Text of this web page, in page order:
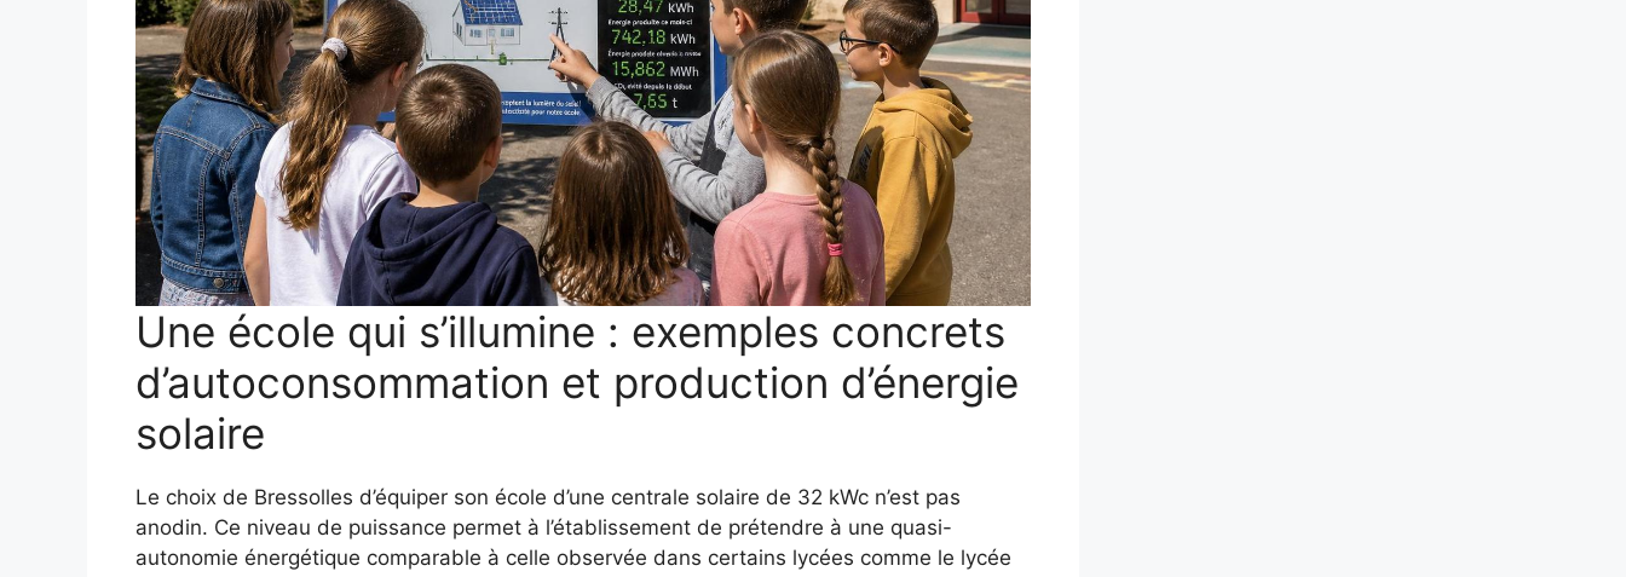
Une école qui s’illumine : exemples concrets
d’autoconsommation et production d’énergie
solaire
Le choix de Bressolles d’équiper son école d’une centrale solaire de 32 kWc n’est pas
anodin. Ce niveau de puissance permet à l’établissement de prétendre à une quasi-
autonomie énergétique comparable à celle observée dans certains lycées comme le lycée